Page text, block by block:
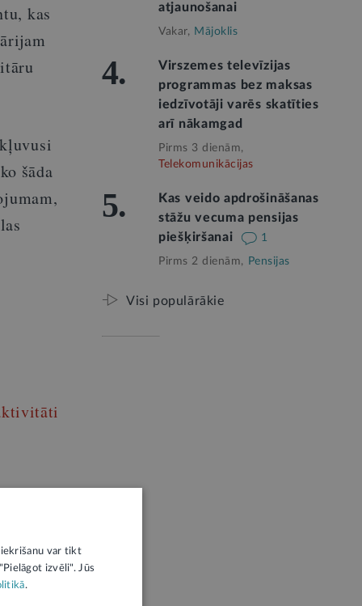
kas
kļuvusi
šāda
atjaunošanai
Vakar, Mājoklis
4.
Virszemes televīzijas
programmas bez maksas
iedzīvotāji varēs skatīties
arī nākamgad
Pirms 3 dienām,
Telekomunikācijas
5.
Kas veido apdrošināšanas
stāžu vecuma pensijas
piešķiršanai
1
Pirms 2 dienām, Pensijas
Visi populārākie
var tikt
izvēli". Jūs
.